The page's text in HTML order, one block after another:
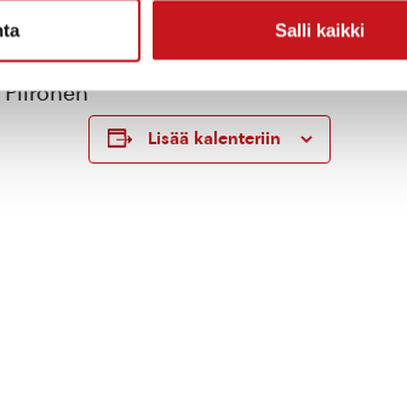
Salli kaikki
Lisää kalenteriin